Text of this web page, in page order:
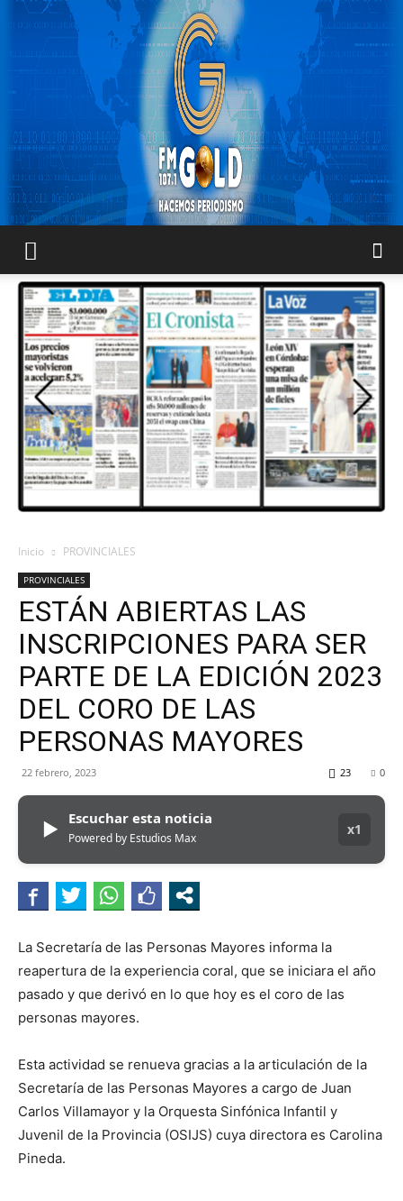
GOLD
ORAN
107.1
Inicio PROVINCIALES
PROVINCIALES
ESTÁN ABIERTAS LAS
INSCRIPCIONES PARA SER
PARTE DE LA EDICIÓN 2023
DEL CORO DE LAS
PERSONAS MAYORES
22 febrero, 2023 0
23
▶ Escuchar esta noticia
Powered by Estudios Max
x1
La Secretaría de las Personas Mayores informa la
reapertura de la experiencia coral, que se iniciara el año
pasado y que derivó en lo que hoy es el coro de las
personas mayores.
Esta actividad se renueva gracias a la articulación de la
Secretaría de las Personas Mayores a cargo de Juan
Carlos Villamayor y la Orquesta Sinfónica Infantil y
Juvenil de la Provincia (OSIJS) cuya directora es Carolina
Pineda.